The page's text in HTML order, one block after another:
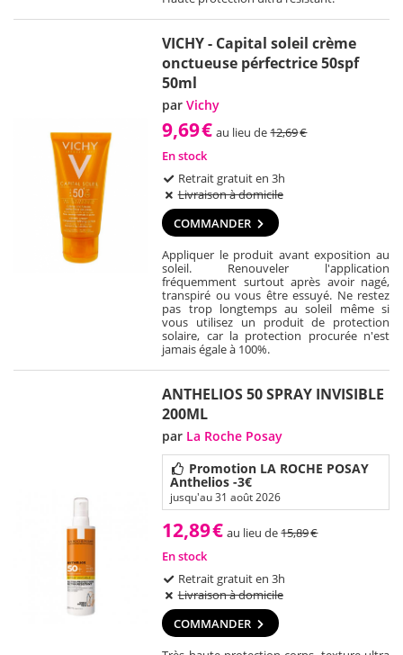
VICHY - Capital soleil crème
onctueuse pérfectrice 50spf
50ml
parVichy
9,69€ au lieu de12,69€
En stock
Retrait gratuit en 3h
Livraison à domicile
COMMANDER
Appliquer le produit avant exposition au
soleil. Renouveler l'application
fréquemment surtout après avoir nagé,
transpiré ou vous être essuyé. Ne restez
pas trop longtemps au soleil même si
vous utilisez un produit de protection
solaire, car la protection procurée n'est
jamais égale à 100%.
ANTHELIOS 50 SPRAY INVISIBLE
200ML
par La Roche Posay
Promotion LA ROCHE POSAY
Anthelios -3€
jusqu'au 31 août 2026
12,89€ au lieu de15,89€
En stock
Retrait gratuit en 3h
Livraison à domicile
COMMANDER